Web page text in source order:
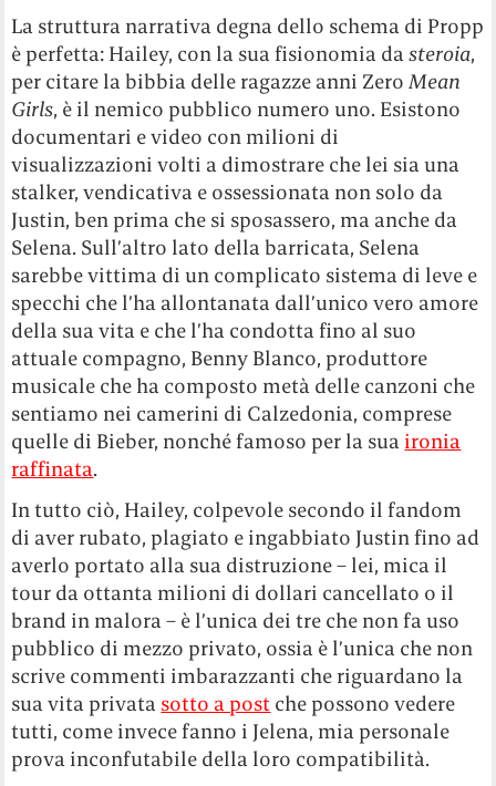
La struttura narrativa degna dello schema di Propp
è perfetta: Hailey, con la sua fisionomia dasteroia,
per citare la bibbia delle ragazze anni ZeroMean
Girls, è il nemico pubblico numero uno. Esistono
documentari e video con milioni di
visualizzazioni volti a dimostrare che lei sia una
stalker, vendicativa e ossessionata non solo da
Justin, ben prima che si sposassero, ma anche da
Selena. Sull’altro lato della barricata, Selena
sarebbe vittima di un complicato sistema di leve e
specchi che l’ha allontanata dall’unico vero amore
della sua vita e che l’ha condotta fino al suo
attuale compagno, Benny Blanco, produttore
musicale che ha composto metà delle canzoni che
sentiamo nei camerini di Calzedonia, comprese
quelle di Bieber, nonché famoso per la sua ironia
raffinata.
In tutto ciò, Hailey, colpevole secondo il fandom
di aver rubato, plagiato e ingabbiato Justin fino ad
averlo portato alla sua distruzione – lei, mica il
tour da ottanta milioni di dollari cancellato o il
brand in malora – è l’unica dei tre che non fa uso
pubblico di mezzo privato, ossia è l’unica che non
scrive commenti imbarazzanti che riguardano la
sua vita privata sotto a post che possono vedere
tutti, come invece fanno i Jelena, mia personale
prova inconfutabile della loro compatibilità.